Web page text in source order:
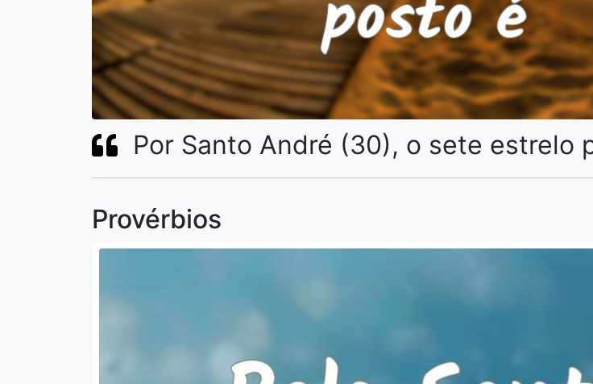
Por Santo André (30), o sete estrelo
Provérbios